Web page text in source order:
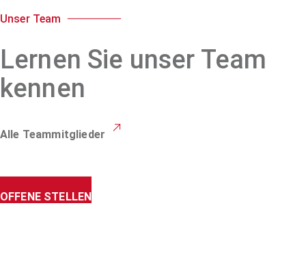
Unser Team
Lernen Sie unser Team
kennen
Alle Teammitglieder
OFFENE STELLEN